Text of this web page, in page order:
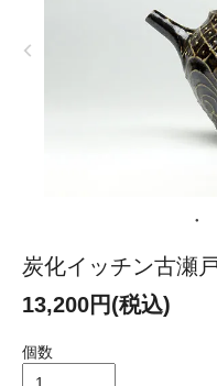
炭化イッチン古瀬
13,200円(税込)
個数